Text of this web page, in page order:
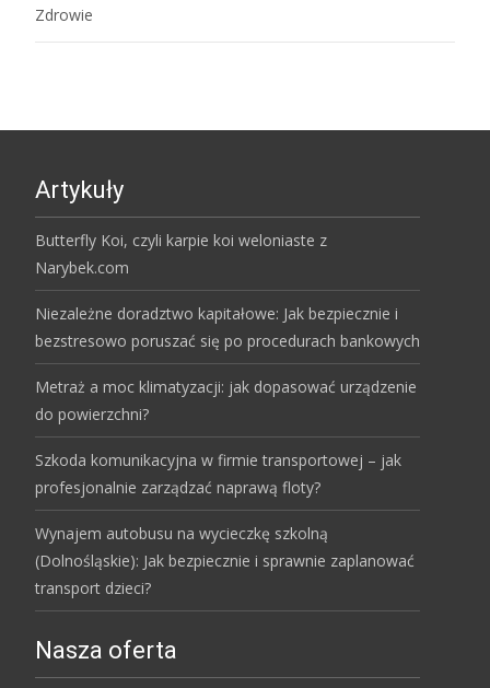
Zdrowie
Artykuły
Butterfly Koi, czyli karpie koi weloniaste z
Narybek.com
Niezależne doradztwo kapitałowe: Jak bezpiecznie i
bezstresowo poruszać się po procedurach bankowych
Metraż a moc klimatyzacji: jak dopasować urządzenie
do powierzchni?
Szkoda komunikacyjna w firmie transportowej – jak
profesjonalnie zarządzać naprawą floty?
Wynajem autobusu na wycieczkę szkolną
(Dolnośląskie): Jak bezpiecznie i sprawnie zaplanować
transport dzieci?
Nasza oferta